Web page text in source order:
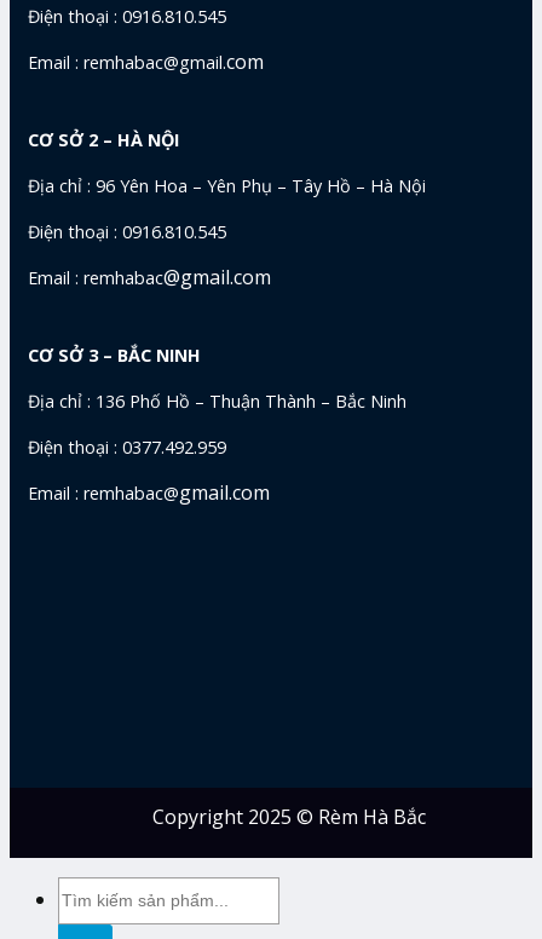
Điện thoại : 0916.810.545
Email : remhabac@gmail.com
CƠ SỞ 2 – HÀ NỘI
Địa chỉ : 96 Yên Hoa – Yên Phụ – Tây Hồ – Hà Nội
Điện thoại : 0916.810.545
Email : remhabac@gmail.com
CƠ SỞ 3 – BẮC NINH
Địa chỉ : 136 Phố Hồ – Thuận Thành – Bắc Ninh
Điện thoại : 0377.492.959
Email : remhabac@gmail.com
Copyright 2025 © Rèm Hà Bắc
Tìm